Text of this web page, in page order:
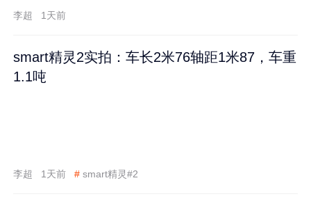
李超 1天前
smart精灵2实拍：车长2米76轴距1米87，车重
1.1吨
李超 1天前 # smart精灵#2